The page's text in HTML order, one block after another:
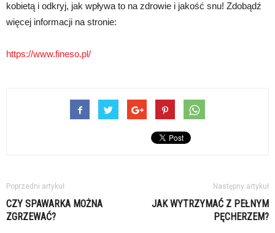
kobietą i odkryj, jak wpływa to na zdrowie i jakość snu! Zdobądź
więcej informacji na stronie:
https://www.fineso.pl/
Poprzedni artykuł
CZY SPAWARKA MOŻNA
ZGRZEWAĆ?
Następny artykuł
JAK WYTRZYMAĆ Z PEŁNYM
PĘCHERZEM?